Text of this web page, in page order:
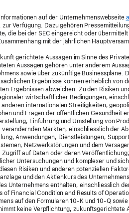
auf der Unternehmenswebseite
. zur Verfügung. Dazu gehören
die bei der SEC eingereicht oder
mit der jährlichen
gerichtete Aussagen im Sinne des
Aussagen gehören unter anderem
sowie über zukünftige Businesspläne.
Ergebnisse können erheblich von
Ergebnissen abweichen. Zu den Risiken
wirtschaftlicher Bedingungen,
internationalen Streitigkeiten,
und Fragen der öffentlichen Gesundheit
Einführung und Umstellung von
Märkten, einschliesslich der
Anwendungen, Dienstleistungen,
Netzwerkstörungen und dem
auf Daten oder deren
Untersuchungen und komplexer und
Risiken und anderen potenziellen
und den Aktienkurs des
Unternehmens enthalten, einschliesslich
of Financial Condition and Results of
auf den Formularen 10-K und 10-Q
keine Verpflichtung, zukunftsgerichtete